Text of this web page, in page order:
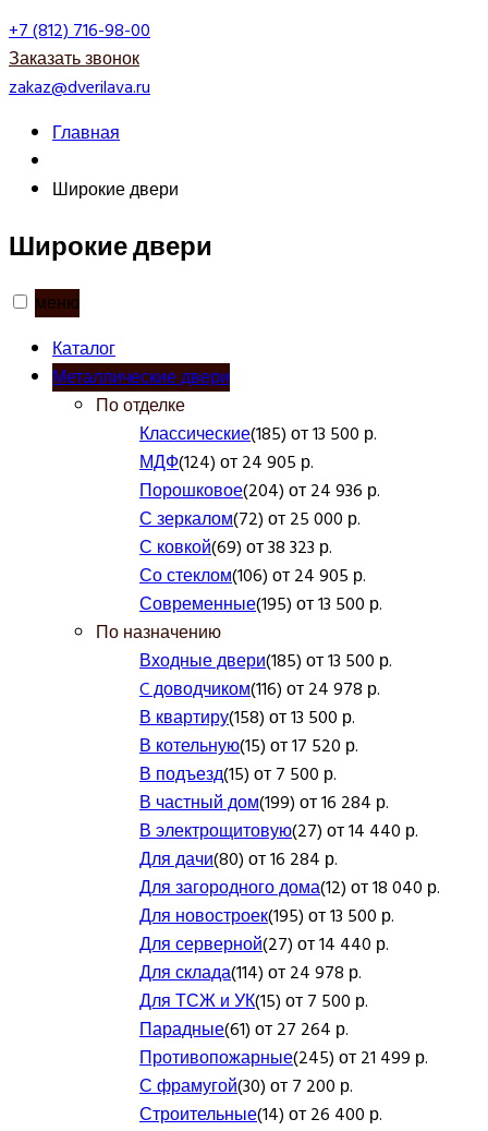
+7 (812) 716-98-00
Заказать звонок
zakaz@dverilava.ru
Главная
Широкие двери
Широкие двери
меню
Каталог
Металлические двери
По отделке
Классические(185) от 13 500 р.
МДФ(124) от 24 905 р.
Порошковое(204) от 24 936 р.
С зеркалом(72) от 25 000 р.
С ковкой(69) от 38 323 р.
Со стеклом(106) от 24 905 р.
Современные(195) от 13 500 р.
По назначению
Входные двери(185) от 13 500 р.
C доводчиком(116) от 24 978 р.
В квартиру(158) от 13 500 р.
В котельную(15) от 17 520 р.
В подъезд(15) от 7 500 р.
В частный дом(199) от 16 284 р.
В электрощитовую(27) от 14 440 р.
Для дачи(80) от 16 284 р.
Для загородного дома(12) от 18 040 р.
Для новостроек(195) от 13 500 р.
Для серверной(27) от 14 440 р.
Для склада(114) от 24 978 р.
Для ТСЖ и УК(15) от 7 500 р.
Парадные(61) от 27 264 р.
Противопожарные(245) от 21 499 р.
С фрамугой(30) от 7 200 р.
Строительные(14) от 26 400 р.